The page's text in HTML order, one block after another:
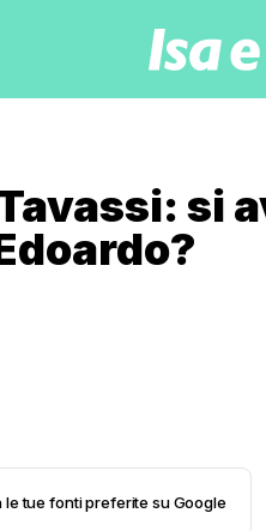
si
le tue fonti preferite su Google